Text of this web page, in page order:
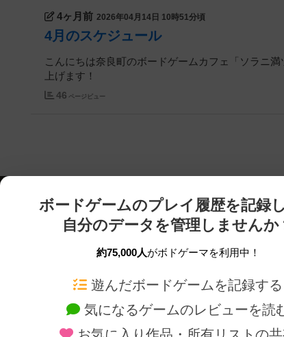
4ヶ月前 2026年04月14日 10時51分頃
4月のスケジュール
こんにちは奈良町のボードゲームカフェ「ソラニ
上げます！
46 ページビュー
ボードゲームのプレイ履歴を記録し
自分のデータを管理しませんか
約75,000人がボドゲーマを利用中！
遊んだボードゲームを記録する
気になるゲームのレビューを読
お気に入り作品・所有リストの
ボードゲームを検索する 新作・再入荷情報